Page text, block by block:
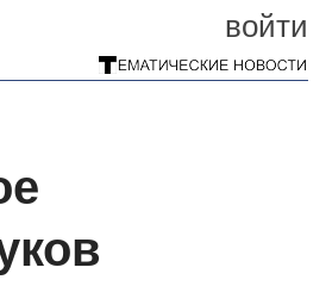
войти